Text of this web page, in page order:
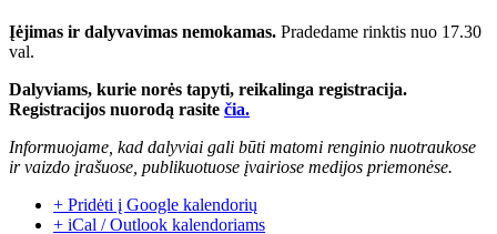
Įėjimas ir dalyvavimas nemokamas. Pradedame rinktis nuo 17.30
val.
Dalyviams, kurie norės tapyti, reikalinga registracija.
Registracijos nuorodą rasite čia.
Informuojame, kad dalyviai gali būti matomi renginio nuotraukose
ir vaizdo įrašuose, publikuotuose įvairiose medijos priemonėse.
+ Pridėti į Google kalendorių
+ iCal / Outlook kalendoriams